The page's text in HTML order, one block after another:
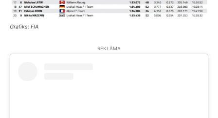
Grafiks: FIA
REKLĀMA